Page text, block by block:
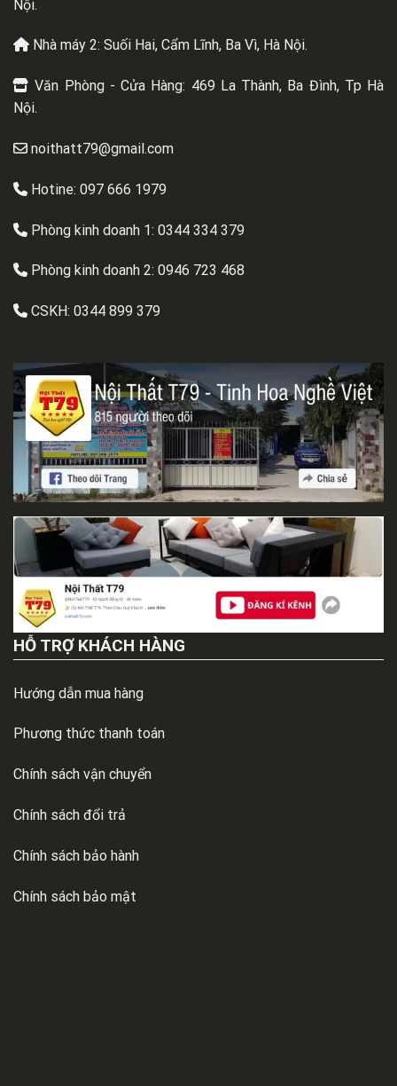
Nội.
Nhà máy 2: Suối Hai, Cẩm Lĩnh, Ba Vì, Hà Nội.
Văn Phòng - Cửa Hàng: 469 La Thành, Ba Đình, Tp Hà
Nội.
noithatt79@gmail.com
Hotine: 097 666 1979
Phòng kinh doanh 1: 0344 334 379
Phòng kinh doanh 2: 0946 723 468
CSKH: 0344 899 379
HỖ TRỢ KHÁCH HÀNG
Hướng dẫn mua hàng
Phương thức thanh toán
Chính sách vận chuyển
Chính sách đổi trả
Chính sách bảo hành
Chính sách bảo mật